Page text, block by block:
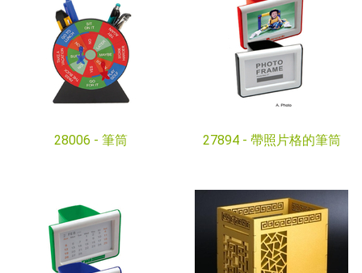
28006 - 筆筒 27894 - 帶照片格的筆筒